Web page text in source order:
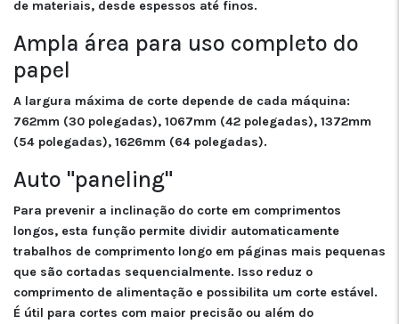
de materiais, desde espessos até finos.
Ampla área para uso completo do
papel
A largura máxima de corte depende de cada máquina:
762mm (30 polegadas), 1067mm (42 polegadas), 1372mm
(54 polegadas), 1626mm (64 polegadas).
Auto "paneling"
Para prevenir a inclinação do corte em comprimentos
longos, esta função permite dividir automaticamente
trabalhos de comprimento longo em páginas mais pequenas
que são cortadas sequencialmente. Isso reduz o
comprimento de alimentação e possibilita um corte estável.
É útil para cortes com maior precisão ou além do